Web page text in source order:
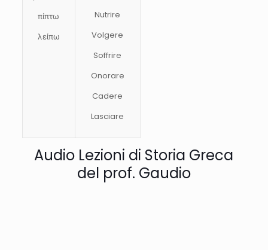
πίπτω
λείπω
Nutrire
Volgere
Soffrire
Onorare
Cadere
Lasciare
Audio Lezioni di Storia Greca
del prof. Gaudio